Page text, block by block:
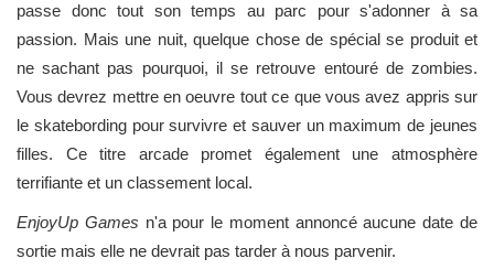
passe donc tout son temps au parc pour s'adonner à sa
passion. Mais une nuit, quelque chose de spécial se produit et
ne sachant pas pourquoi, il se retrouve entouré de zombies.
Vous devrez mettre en oeuvre tout ce que vous avez appris sur
le skatebording pour survivre et sauver un maximum de jeunes
filles. Ce titre arcade promet également une atmosphère
terrifiante et un classement local.
EnjoyUp Games n'a pour le moment annoncé aucune date de
sortie mais elle ne devrait pas tarder à nous parvenir.